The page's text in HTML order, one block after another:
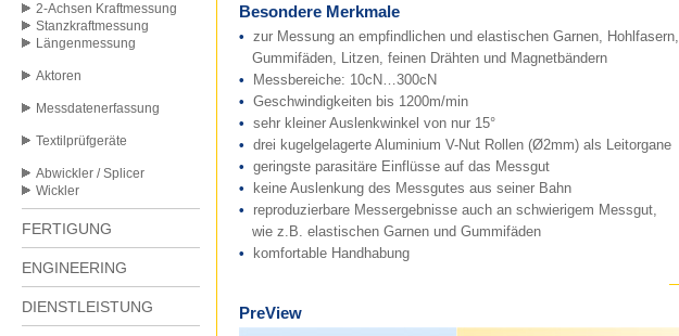
2-Achsen Kraftmessung
Stanzkraftmessung
Längenmessung
Aktoren
Messdatenerfassung
Textilprüfgeräte
Abwickler / Splicer
Wickler
FERTIGUNG
ENGINEERING
DIENSTLEISTUNG
Besondere Merkmale
• zur Messung an empfindlichen und elastischen Garnen, Hohlfasern,
Gummifäden, Litzen, feinen Drähten und Magnetbändern
•
Messbereiche: 10cN…300cN
• Geschwindigkeiten bis 1200m/min
• sehr kleiner Auslenkwinkel von nur 15°
• drei kugelgelagerte Aluminium V-Nut Rollen (Ø2mm) als Leitorgane
• geringste parasitäre Einflüsse auf das Messgut
•
keine Auslenkung des Messgutes aus seiner Bahn
•
reproduzierbare Messergebnisse auch an schwierigem Messgut,
wie z.B. elastischen Garnen und Gummifäden
•
komfortable Handhabung
PreView